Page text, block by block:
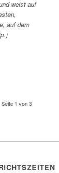
weist auf
auf dem
Seite 1 von 3